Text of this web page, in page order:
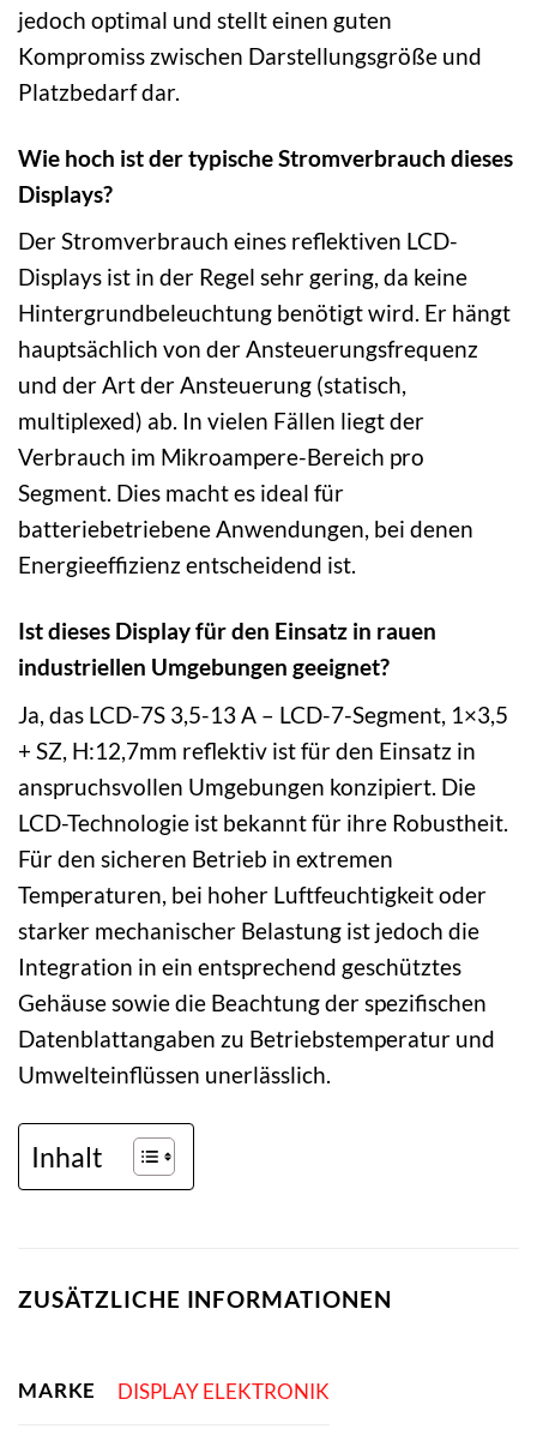
jedoch optimal und stellt einen guten
Kompromiss zwischen Darstellungsgröße und
Platzbedarf dar.
Wie hoch ist der typische Stromverbrauch dieses
Displays?
Der Stromverbrauch eines reflektiven LCD-
Displays ist in der Regel sehr gering, da keine
Hintergrundbeleuchtung benötigt wird. Er hängt
hauptsächlich von der Ansteuerungsfrequenz
und der Art der Ansteuerung (statisch,
multiplexed) ab. In vielen Fällen liegt der
Verbrauch im Mikroampere-Bereich pro
Segment. Dies macht es ideal für
batteriebetriebene Anwendungen, bei denen
Energieeffizienz entscheidend ist.
Ist dieses Display für den Einsatz in rauen
industriellen Umgebungen geeignet?
Ja, das LCD-7S 3,5-13 A – LCD-7-Segment, 1×3,5
+ SZ, H:12,7mm reflektiv ist für den Einsatz in
anspruchsvollen Umgebungen konzipiert. Die
LCD-Technologie ist bekannt für ihre Robustheit.
Für den sicheren Betrieb in extremen
Temperaturen, bei hoher Luftfeuchtigkeit oder
starker mechanischer Belastung ist jedoch die
Integration in ein entsprechend geschütztes
Gehäuse sowie die Beachtung der spezifischen
Datenblattangaben zu Betriebstemperatur und
Umwelteinflüssen unerlässlich.
Inhalt
ZUSÄTZLICHE INFORMATIONEN
MARKE DISPLAY ELEKTRONIK